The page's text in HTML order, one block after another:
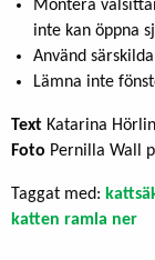
Montera
inte kan öppna
Använd
Lämna inte
Text Katarina Hörlin
Foto Pernilla Wall
Taggat med:
katten ramla ner